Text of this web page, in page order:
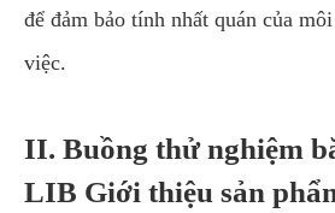
để đảm bảo tính nhất quán của
việc.
II. Buồng thử nghiệm
LIB Giới thiệu sản